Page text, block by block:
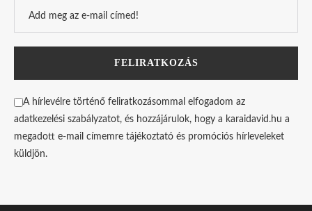
A hírlevélre történő feliratkozásommal elfogadom az
adatkezelési szabályzatot, és hozzájárulok, hogy a karaidavid.hu a
megadott e-mail címemre tájékoztató és promóciós hírleveleket
küldjön.